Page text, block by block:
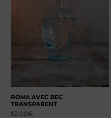
ROMA AVEC BEC
TRANSPARENT
52.00€